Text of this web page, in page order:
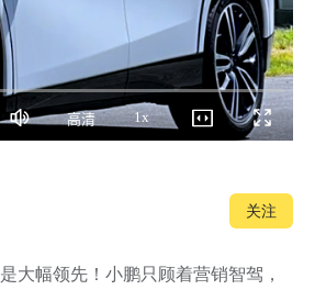
画
质
高清 1x播
放
全
屏
关注
大幅领先！小鹏只顾着营销智驾，